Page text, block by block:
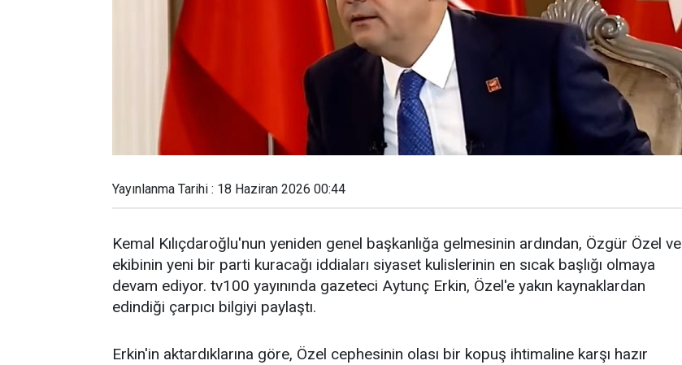
Yayınlanma Tarihi : 18 Haziran 2026 00:44
Kemal Kılıçdaroğlu'nun yeniden genel başkanlığa gelmesinin ardından, Özgür Özel ve
ekibinin yeni bir parti kuracağı iddiaları siyaset kulislerinin en sıcak başlığı olmaya
devam ediyor. tv100 yayınında gazeteci Aytunç Erkin, Özel'e yakın kaynaklardan
edindiği çarpıcı bilgiyi paylaştı.
Erkin'in aktardıklarına göre, Özel cephesinin olası bir kopuş ihtimaline karşı hazır